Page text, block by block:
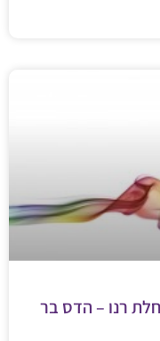
רנו – הדס בר